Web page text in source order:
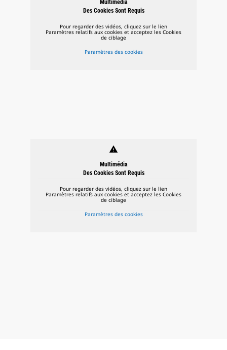
Multimédia
Des Cookies Sont Requis
Pour regarder des vidéos, cliquez sur le lien
Paramètres relatifs aux cookies et acceptez les Cookies
de ciblage
Paramètres des cookies
warning
Multimédia
Des Cookies Sont Requis
Pour regarder des vidéos, cliquez sur le lien
Paramètres relatifs aux cookies et acceptez les Cookies
de ciblage
Paramètres des cookies